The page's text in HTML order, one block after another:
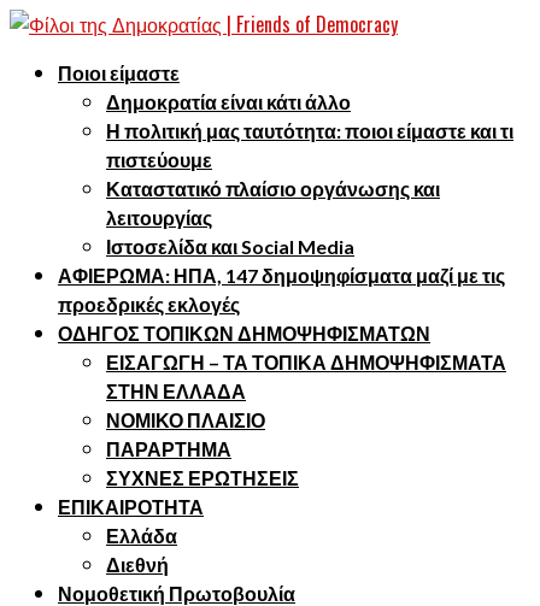
Ποιοι είμαστε
Δημοκρατία είναι κάτι άλλο
Η πολιτική μας ταυτότητα: ποιοι είμαστε και τι
πιστεύουμε
Καταστατικό πλαίσιο οργάνωσης και
λειτουργίας
Ιστοσελίδα και Social Media
ΑΦΙΕΡΩΜΑ: ΗΠΑ, 147 δημοψηφίσματα μαζί με τις
προεδρικές εκλογές
ΟΔΗΓΟΣ ΤΟΠΙΚΩΝ ΔΗΜΟΨΗΦΙΣΜΑΤΩΝ
ΕΙΣΑΓΩΓΗ – ΤΑ ΤΟΠΙΚΑ ΔΗΜΟΨΗΦΙΣΜΑΤΑ
ΣΤΗΝ ΕΛΛΑΔΑ
ΝΟΜΙΚΟ ΠΛΑΙΣΙΟ
ΠΑΡΑΡΤΗΜΑ
ΣΥΧΝΕΣ ΕΡΩΤΗΣΕΙΣ
ΕΠΙΚΑΙΡΟΤΗΤΑ
Ελλάδα
Διεθνή
Νομοθετική Πρωτοβουλία